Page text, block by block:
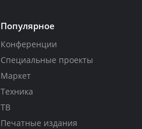
Популярное
Конференции
Специальные проекты
Маркет
Техника
ТВ
Печатные издания